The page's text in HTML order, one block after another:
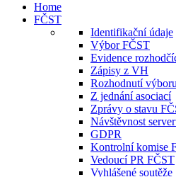
Home
FČST
Identifikační údaje
Výbor FČST
Evidence
Zápisy z VH
Rozhodnutí výboru
Z jednání asociací
Zprávy o stavu
Návštěvnost
GDPR
Kontrolní komise
Vedoucí PR FČST
Vyhlášené soutěže